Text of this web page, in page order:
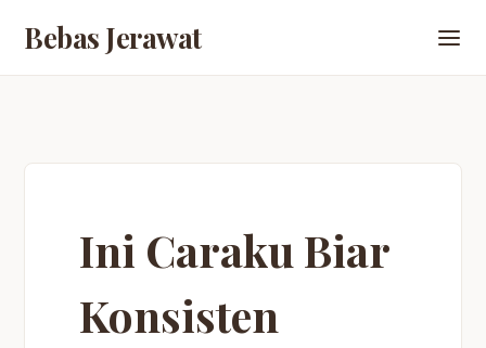
Bebas Jerawat
Ini Caraku Biar
Konsisten